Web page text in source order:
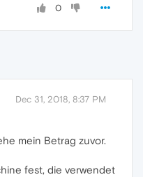
0
Dec 31, 2018, 8:37 PM
mein Betrag zuvor.
fest, die verwendet